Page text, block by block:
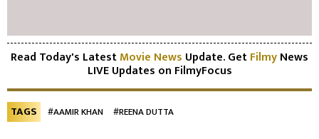
Read Today's LatestMovie News Update. GetFilmyNews
LIVE Updates on FilmyFocus
TAGS #AAMIR KHAN #REENA DUTTA